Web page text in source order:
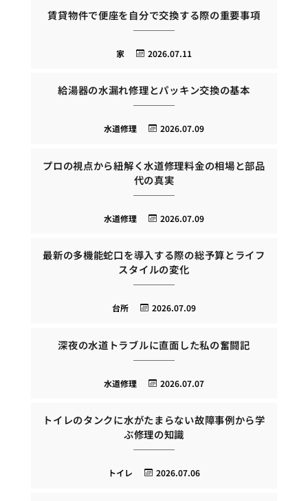
賃貸物件で便座を自分で交換する際の重要事項
2026.07.11
家
給湯器の水漏れ修理とパッキン交換の基本
2026.07.09
水道修理
プロの視点から紐解く水道修理料金の相場と部品
代の真実
2026.07.09
水道修理
最新の多機能蛇口を導入する際の総予算とライフ
スタイルの変化
2026.07.09
台所
深夜の水道トラブルに直面した私の奮闘記
2026.07.07
水道修理
トイレのタンクに水がたまらない故障事例から学
ぶ修理の知識
2026.07.06
トイレ